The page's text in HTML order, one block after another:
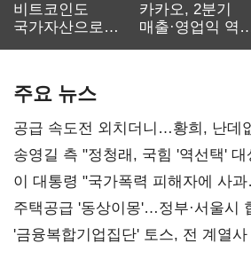
비트코인도
국가자산으로…'
카카오, 2분기
매출·영업익 역
주요 뉴스
공급 속도전 외치더니…황희, 난데
리모델링' 제안
송영길 측 "정청래, 국힘 '역선택'
총선 지휘 못해"
이 대통령 "국가폭력 피해자에 사
진실 밝혀야"
주택공급 '동상이몽'…정부·서울시
'금융복합기업집단' 토스, 전 계열